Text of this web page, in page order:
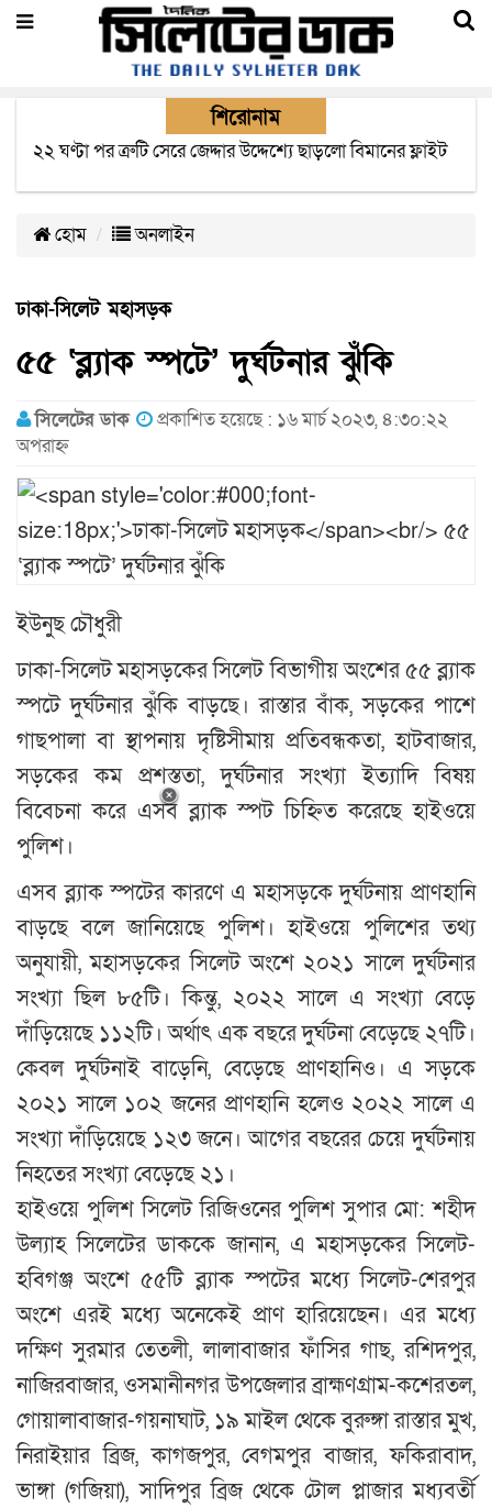
শিরোনাম
২২ ঘণ্টা পর ত্রুটি সেরে জেদ্দার উদ্দেশ্যে ছাড়লো বিমানের ফ্লাইট
হোম অনলাইন
ঢাকা-সিলেট মহাসড়ক
৫৫ ‘ব্ল্যাক স্পটে’ দুর্ঘটনার ঝুঁকি
সিলেটের ডাক
প্রকাশিত হয়েছে : ১৬ মার্চ ২০২৩, ৪:৩০:২২
অপরাহ্ন
ইউনুছ চৌধুরী
ঢাকা-সিলেট মহাসড়কের সিলেট বিভাগীয় অংশের ৫৫ ব্ল্যাক
স্পটে দুর্ঘটনার ঝুঁকি বাড়ছে। রাস্তার বাঁক, সড়কের পাশে
গাছপালা বা স্থাপনায় দৃষ্টিসীমায় প্রতিবন্ধকতা, হাটবাজার,
সড়কের কম প্রশস্ততা, দুর্ঘটনার সংখ্যা ইত্যাদি বিষয়
বিবেচনা করে এসব ব্ল্যাক স্পট চিহ্নিত করেছে হাইওয়ে
পুলিশ।
এসব ব্ল্যাক স্পটের কারণে এ মহাসড়কে দুর্ঘটনায় প্রাণহানি
বাড়ছে বলে জানিয়েছে পুলিশ। হাইওয়ে পুলিশের তথ্য
অনুযায়ী, মহাসড়কের সিলেট অংশে ২০২১ সালে দুর্ঘটনার
সংখ্যা ছিল ৮৫টি। কিন্তু, ২০২২ সালে এ সংখ্যা বেড়ে
দাঁড়িয়েছে ১১২টি। অর্থাৎ এক বছরে দুর্ঘটনা বেড়েছে ২৭টি।
কেবল দুর্ঘটনাই বাড়েনি, বেড়েছে প্রাণহানিও। এ সড়কে
২০২১ সালে ১০২ জনের প্রাণহানি হলেও ২০২২ সালে এ
সংখ্যা দাঁড়িয়েছে ১২৩ জনে। আগের বছরের চেয়ে দুর্ঘটনায়
নিহতের সংখ্যা বেড়েছে ২১।
হাইওয়ে পুলিশ সিলেট রিজিওনের পুলিশ সুপার মো: শহীদ
উল্যাহ সিলেটের ডাককে জানান, এ মহাসড়কের সিলেট-
হবিগঞ্জ অংশে ৫৫টি ব্ল্যাক স্পটের মধ্যে সিলেট-শেরপুর
অংশে এরই মধ্যে অনেকেই প্রাণ হারিয়েছেন। এর মধ্যে
দক্ষিণ সুরমার তেতলী, লালাবাজার ফাঁসির গাছ, রশিদপুর,
নাজিরবাজার, ওসমানীনগর উপজেলার ব্রাহ্মণগ্রাম-কশেরতল,
গোয়ালাবাজার-গয়নাঘাট, ১৯ মাইল থেকে বুরুঙ্গা রাস্তার মুখ,
নিরাইয়ার ব্রিজ, কাগজপুর, বেগমপুর বাজার, ফকিরাবাদ,
ভাঙ্গা (গজিয়া), সাদিপুর ব্রিজ থেকে টোল প্লাজার মধ্যবর্তী